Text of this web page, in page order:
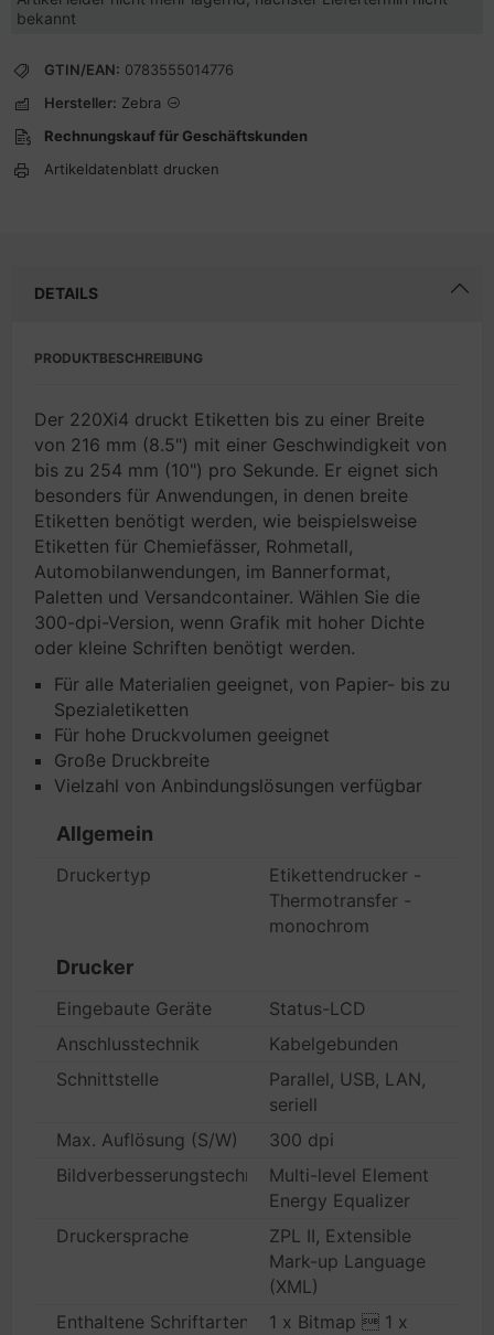
bekannt
GTIN/EAN: 0783555014776
Hersteller: Zebra
Rechnungskauf für Geschäftskunden
Artikeldatenblatt drucken
DETAILS
PRODUKTBESCHREIBUNG
Der 220Xi4 druckt Etiketten bis zu einer Breite
von 216 mm (8.5") mit einer Geschwindigkeit von
bis zu 254 mm (10") pro Sekunde. Er eignet sich
besonders für Anwendungen, in denen breite
Etiketten benötigt werden, wie beispielsweise
Etiketten für Chemiefässer, Rohmetall,
Automobilanwendungen, im Bannerformat,
Paletten und Versandcontainer. Wählen Sie die
300-dpi-Version, wenn Grafik mit hoher Dichte
oder kleine Schriften benötigt werden.
Für alle Materialien geeignet, von Papier- bis zu
Spezialetiketten
Für hohe Druckvolumen geeignet
Große Druckbreite
Vielzahl von Anbindungslösungen verfügbar
Allgemein
Druckertyp
Etikettendrucker -
Thermotransfer -
monochrom
Drucker
Eingebaute Geräte
Status-LCD
Anschlusstechnik
Kabelgebunden
Schnittstelle
Parallel, USB, LAN,
seriell
Max. Auflösung (S/W)
300 dpi
BildverbesserungstechnologieMulti-level Element
Energy Equalizer
Druckersprache
ZPL II, Extensible
Mark-up Language
(XML)
Enthaltene Schriftarten
1 x Bitmap  1 x